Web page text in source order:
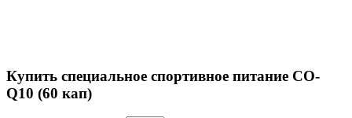
Купить специальное спортивное питание CO-
Q10 (60 кап)